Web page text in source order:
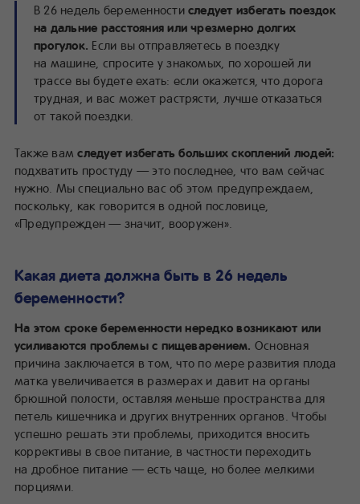
В 26 недель беременности следует избегать поездок
на дальние расстояния или чрезмерно долгих
прогулок. Если вы отправляетесь в поездку
на машине, спросите у знакомых, по хорошей ли
трассе вы будете ехать: если окажется, что дорога
трудная, и вас может растрясти, лучше отказаться
от такой поездки.
Также вамследует избегать больших скоплений людей:
подхватить простуду — это последнее, что вам сейчас
нужно. Мы специально вас об этом предупреждаем,
поскольку, как говорится в одной пословице,
«Предупрежден — значит, вооружен».
Какая диета должна быть в 26 недель
беременности?
На этом сроке беременности нередко возникают или
усиливаются проблемы с пищеварением. Основная
причина заключается в том, что по мере развития плода
матка увеличивается в размерах и давит на органы
брюшной полости, оставляя меньше пространства для
петель кишечника и других внутренних органов. Чтобы
успешно решать эти проблемы, приходится вносить
коррективы в свое питание, в частности переходить
на дробное питание — есть чаще, но более мелкими
порциями.